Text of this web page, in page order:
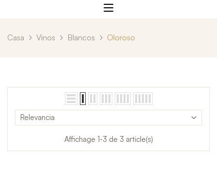
Casa Vinos Blancos Oloroso
Relevancia
Affichage 1-3 de 3 article(s)